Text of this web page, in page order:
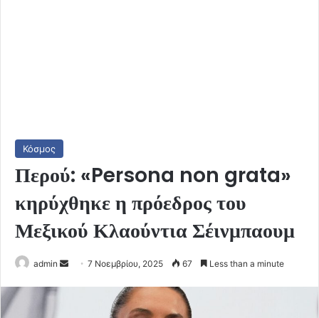
Κόσμος
Περού: «Persona non grata»
κηρύχθηκε η πρόεδρος του
Μεξικού Κλαούντια Σέινμπαουμ
admin
Send7 Νοεμβρίου, 2025 67 Less than a minute